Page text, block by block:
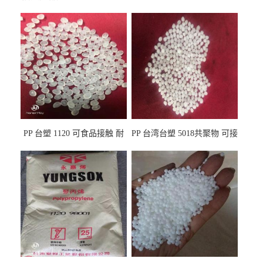
PP 台塑 1120 可食品接触 耐
PP 台湾台塑 5018共聚物 可接